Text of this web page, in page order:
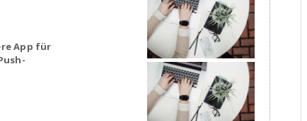
App für